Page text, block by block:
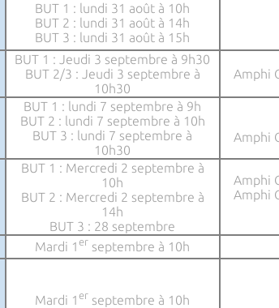
BUT 1 : lundi 31 août à 10h
BUT 2 : lundi 31 août à 14h
BUT 3 : lundi 31 août à 15h
BUT 1 : Jeudi 3 septembre à 9h30
BUT 2/3 : Jeudi 3 septembre à
10h30
Amphi
BUT 1 : lundi 7 septembre à 9h
BUT 2 : lundi 7 septembre à 10h
BUT 3 : lundi 7 septembre à
10h30
Amphi
BUT 1 : Mercredi 2 septembre à
10h
BUT 2 : Mercredi 2 septembre à
14h
BUT 3 : 28 septembre
Amphi
Amphi
Mardi 1 er septembre à 10h
Mardi 1 er septembre à 10h